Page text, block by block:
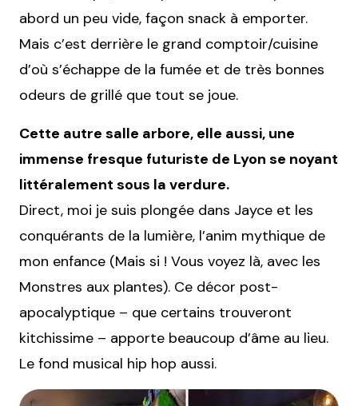
abord un peu vide, façon snack à emporter.
Mais c’est derrière le grand comptoir/cuisine
d’où s’échappe de la fumée et de très bonnes
odeurs de grillé que tout se joue.
Cette autre salle arbore, elle aussi, une
immense fresque futuriste de Lyon se noyant
littéralement sous la verdure.
Direct, moi je suis plongée dans Jayce et les
conquérants de la lumière, l’anim mythique de
mon enfance (Mais si ! Vous voyez là, avec les
Monstres aux plantes). Ce décor post-
apocalyptique – que certains trouveront
kitchissime – apporte beaucoup d’âme au lieu.
Le fond musical hip hop aussi.